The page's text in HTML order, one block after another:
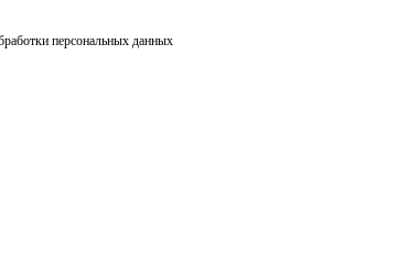
персональных данных